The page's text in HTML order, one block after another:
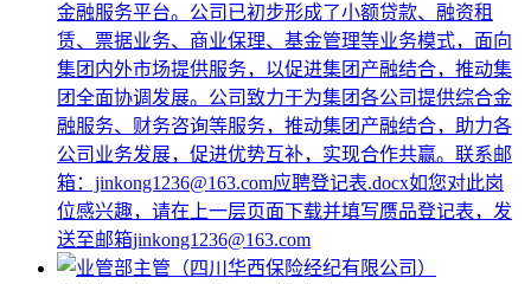
金融服务平台。公司已初步形成了小额贷款、融资租
赁、票据业务、商业保理、基金管理等业务模式，面向
集团内外市场提供服务，以促进集团产融结合，推动集
团全面协调发展。公司致力于为集团各公司提供综合金
融服务、财务咨询等服务，推动集团产融结合，助力各
公司业务发展，促进优势互补，实现合作共赢。联系邮
箱：jinkong1236@163.com应聘登记表.docx如您对此岗
位感兴趣，请在上一层页面下载并填写赝品登记表，发
送至邮箱jinkong1236@163.com